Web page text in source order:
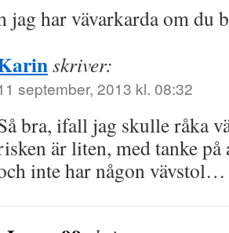
har vävarkarda om du
skriver:
september, 2013 kl. 08:32
bra, ifall jag skulle råka
är liten, med tanke på
inte har någon vävstol…